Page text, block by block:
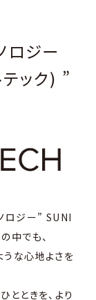
ロジー
ック) ”
ロジー” SUNI
中でも、
な⼼地よさを
とときを、より